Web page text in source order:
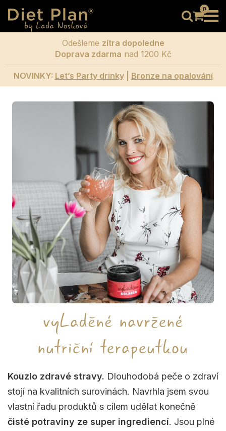
0
Odešleme zítra dopoledne
Doprava zdarma nad 1200 Kč
NOVINKY: Let’s Party drinky| Bronze na opalování
vyLaděné navržené
nutriční terapeutkou
Kouzlo zdravé stravy. Dlouhodobá peče o zdraví
stojí na kvalitních surovinách. Navrhla jsem svou
vlastní řadu produktů s cílem udělat konečně
čisté potraviny ze super ingrediencí. Jsou plné